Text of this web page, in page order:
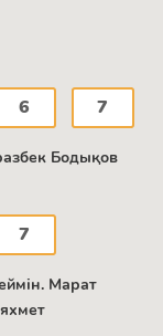
6 7
Бодықов
7
Марат